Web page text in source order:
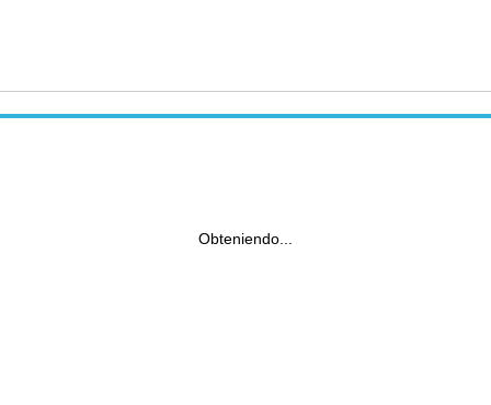
Obteniendo...